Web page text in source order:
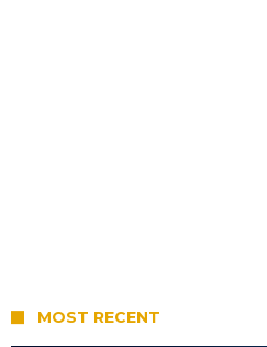
MOST RECENT